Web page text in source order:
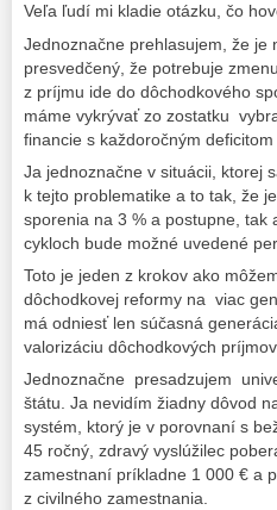
Veľa ľudí mi kladie otázku, čo
Jednoznačne prehlasujem, že je
presvedčený, že potrebuje
z príjmu ide do dôchodkového
máme vykrývať zo zostatku
financie s každoročným
Ja jednoznačne v situácii, ktorej
k tejto problematike a to tak, že
sporenia na 3 % a postupne,
cykloch bude možné uvedené
Toto je jeden z krokov ako
dôchodkovej reformy na viac
má odniesť len súčasná
valorizáciu dôchodkových
Jednoznačne presadzujem
štátu. Ja nevidím žiadny dôvod
systém, ktorý je v porovnaní s
45 ročný, zdravý vyslúžilec
zamestnaní príkladne 1 000 € a
z civilného zamestnania.